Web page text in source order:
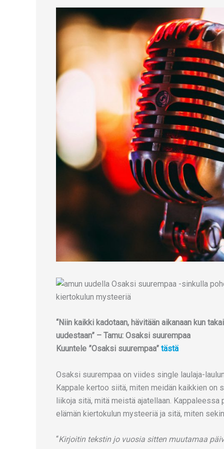
“Niin kaikki kadotaan, hävitään aikanaan kun
uudestaan” – Tamu: Osaksi suurempaa
Kuuntele ”Osaksi suurempaa” tästä
Osaksi suurempaa on viides single laulaja-
Kappale kertoo siitä, miten meidän kaikkien on
liikoja sitä, mitä meistä ajatellaan.
elämän kiertokulun mysteeriä ja sitä, miten
“Kirjoitin tekstin jo vuosia sitten muutamaa